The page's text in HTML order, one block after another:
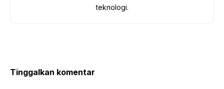
teknologi.
Tinggalkan komentar